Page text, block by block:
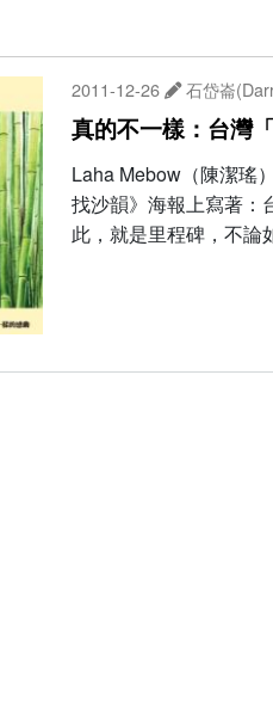
2011-12-26 石岱崙
真的不一樣：台灣
Laha Mebow（陳潔瑤
找沙韻》海報上寫著：
此，就是里程碑，不論